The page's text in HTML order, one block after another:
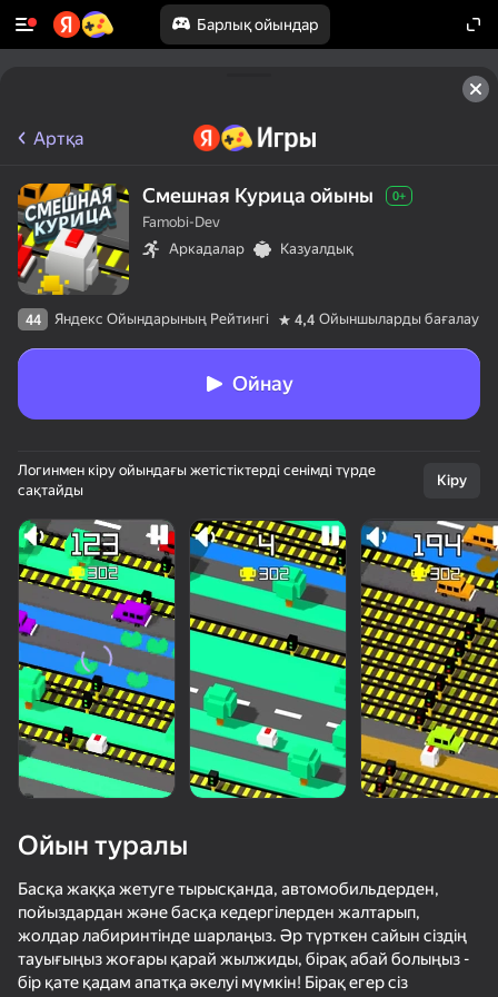
Барлық ойындар
Дорожная Империя
Ускользни от Лазера
Управляй Толпой
62
Артқа
Смешная Курица ойыны 0+
Famobi-Dev
Аркадалар
Казуалдық
44 Яндекс Ойындарының Рейтингі 4,4 Ойыншыларды бағалау
Ойнау
Логинмен кіру ойындағы жетістіктерді сенімді түрде
сақтайды
Кіру
Ойын туралы
Басқа жаққа жетуге тырысқанда, автомобильдерден,
пойыздардан және басқа кедергілерден жалтарып,
жолдар лабиринтінде шарлаңыз. Әр түрткен сайын сіздің
тауығыңыз жоғары қарай жылжиды, бірақ абай болыңыз -
бір қате қадам апатқа әкелуі мүмкін! Бірақ егер сіз